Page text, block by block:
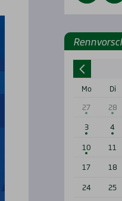
Mo Di
27
28
3
4
10
11
17
18
24
25